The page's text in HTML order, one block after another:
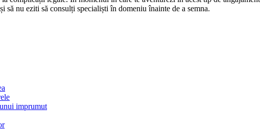
să nu eziti să consulți specialiști în domeniu înainte de a semna.
imprumut